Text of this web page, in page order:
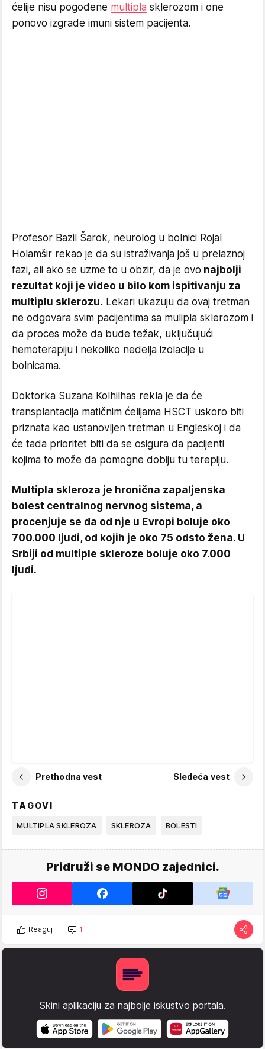
ćelije nisu pogođene multipla sklerozom i one
ponovo izgrade imuni sistem pacijenta.
Profesor Bazil Šarok, neurolog u bolnici Rojal
Holamšir rekao je da su istraživanja još u prelaznoj
fazi, ali ako se uzme to u obzir, da je ovo najbolji
rezultat koji je video u bilo kom ispitivanju za
multiplu sklerozu. Lekari ukazuju da ovaj tretman
ne odgovara svim pacijentima sa mulipla sklerozom i
da proces može da bude težak, uključujući
hemoterapiju i nekoliko nedelja izolacije u
bolnicama.
Doktorka Suzana Kolhilhas rekla je da će
transplantacija matičnim ćelijama HSCT uskoro biti
priznata kao ustanovljen tretman u Engleskoj i da
će tada prioritet biti da se osigura da pacijenti
kojima to može da pomogne dobiju tu terepiju.
Multipla skleroza je hronična zapaljenska
bolest centralnog nervnog sistema, a
procenjuje se da od nje u Evropi boluje oko
700.000 ljudi, od kojih je oko 75 odsto žena. U
Srbiji od multiple skleroze boluje oko 7.000
ljudi.
Prethodna vest Sledeća vest
TAGOVI
MULTIPLA SKLEROZA SKLEROZA BOLESTI
Pridruži se MONDO zajednici.
Reaguj 1
Skini aplikaciju za najbolje iskustvo portala.